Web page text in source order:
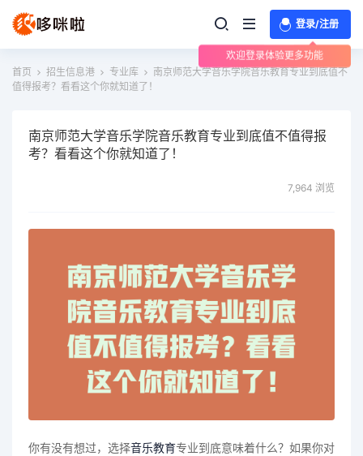
登录/注册
欢迎登录体验更多功能
首页 招生信息港 专业库
南京师范大学音乐学院音乐教育专业到底值不
值得报考？看看这个你就知道了！
南京师范大学音乐学院音乐教育专业到底值不值得报
考？看看这个你就知道了！
7,964 浏览
你有没有想过，选择音乐教育专业到底意味着什么？如果你对